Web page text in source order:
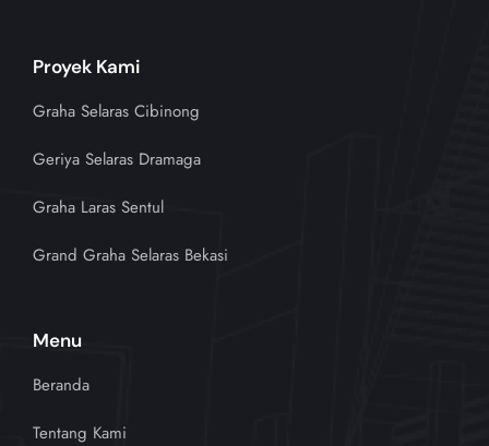
Proyek Kami
Graha Selaras Cibinong
Geriya Selaras Dramaga
Graha Laras Sentul
Grand Graha Selaras Bekasi
Menu
Beranda
Tentang Kami